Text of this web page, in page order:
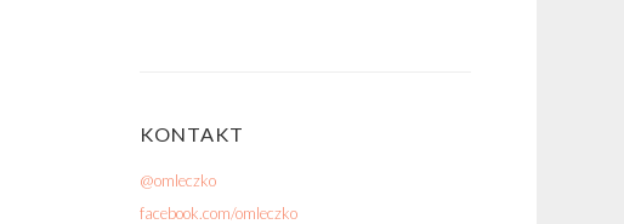
KONTAKT
@omleczko
facebook.com/omleczko